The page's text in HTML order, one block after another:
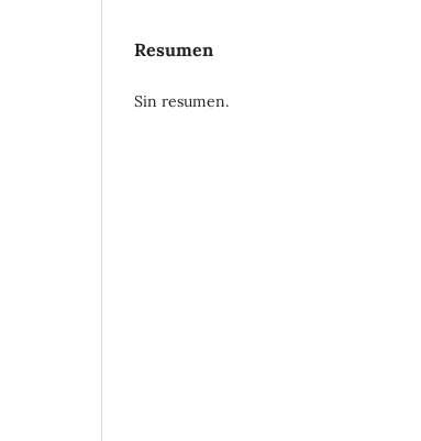
Resumen
Sin resumen.